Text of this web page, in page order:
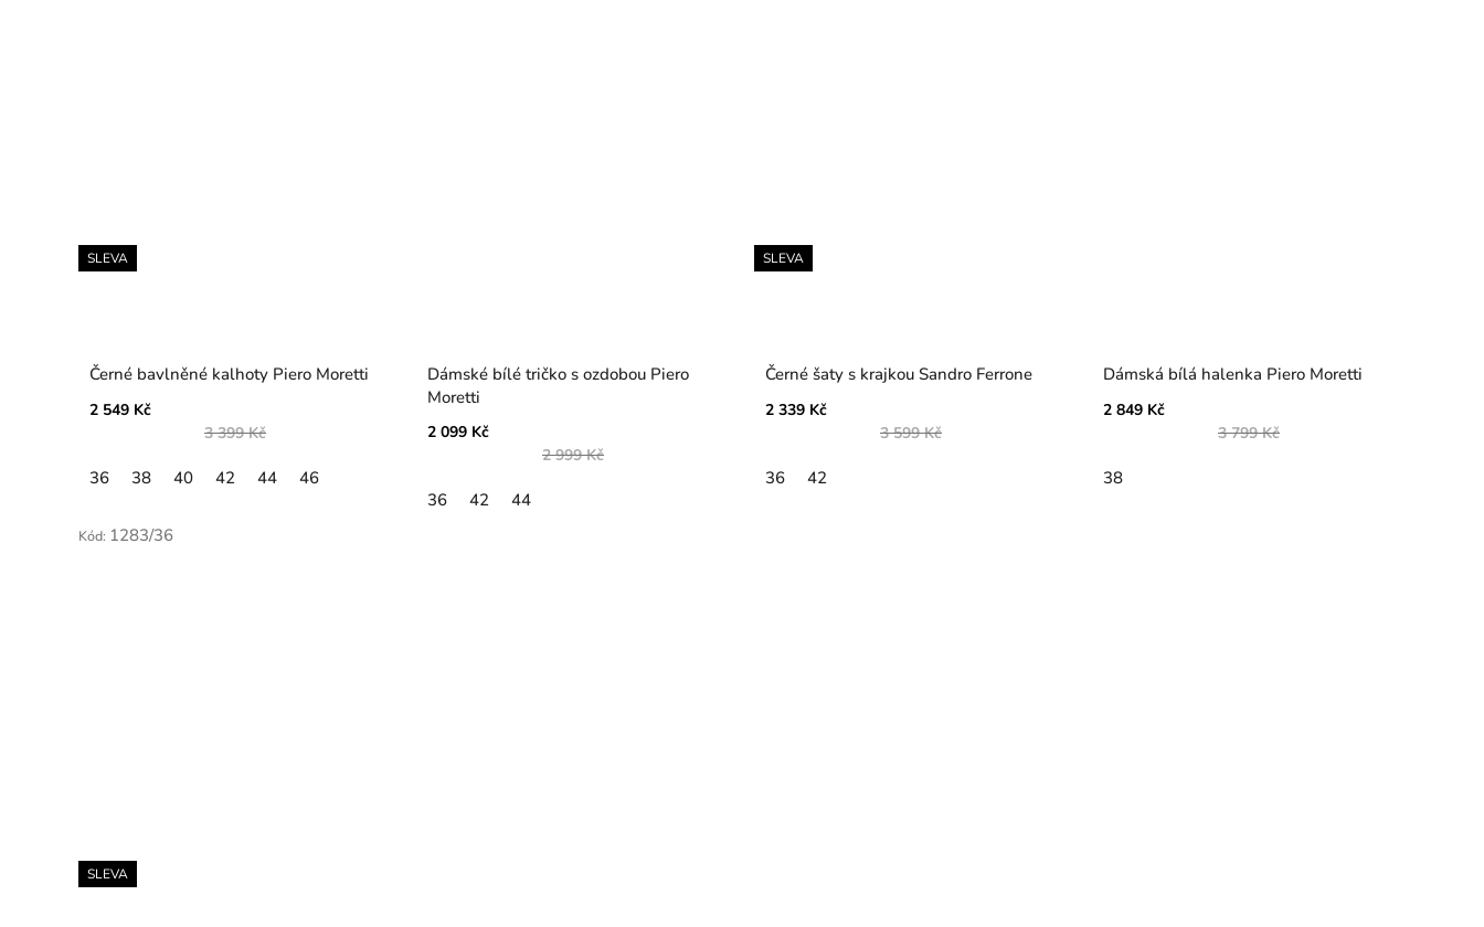
SLEVA
Černé bavlněné kalhoty Piero Moretti
2 549 Kč
3 399 Kč
36 38 40 42 44 46
Dámské bílé tričko s ozdobou Piero
Moretti
2 099 Kč
2 999 Kč
36 42 44
SLEVA
Černé šaty s krajkou Sandro Ferrone
2 339 Kč
3 599 Kč
36 42
Dámská bílá halenka Piero Moretti
2 849 Kč
3 799 Kč
38
SLEVA
Kód: 1283/36